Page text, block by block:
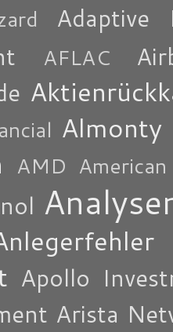
Adaptive
AFLAC
Almonty
AMD
Apollo
Arista